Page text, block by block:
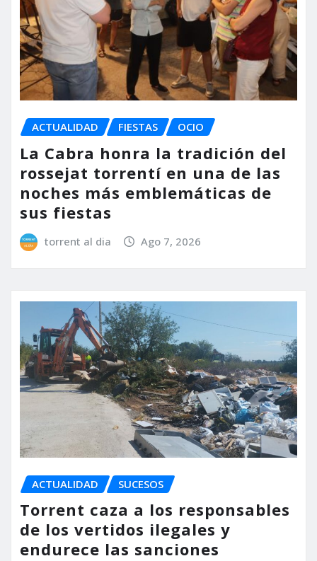
ACTUALIDAD FIESTAS OCIO
La Cabra honra la tradición del
rossejat torrentí en una de las
noches más emblemáticas de
sus fiestas
torrent al dia Ago 7, 2026
ACTUALIDAD SUCESOS
Torrent caza a los responsables
de los vertidos ilegales y
endurece las sanciones